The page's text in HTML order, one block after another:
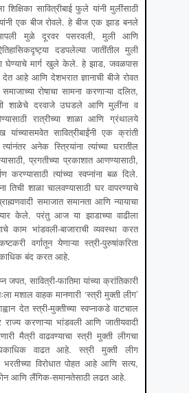
शिक्षिका सावित्रीबाई फुले यांनी मुलींसाठी
एक बीज रोवले. हे बीज एक झाड बनले
मुळे दूरवर पसरवली, मुली आणि
दडपलेल्या जातींतील मुली
घेण्याचे मार्ग खुले केले. हे झाड, जवळपास
देत आहे आणि देशभरात ज्ञानाची बीजे रोवत
रोषाचा सामना करणाऱ्या दलित,
शाळेचे दरवाजे उघडले आणि मुलींना व
रात्रीच्या शाळा आणि ग्रंथालये
सावित्रीबाईंनी एक क्रांती
अनेक स्त्रियांना त्यांच्या घरातील
प्रगतीच्या प्रकाशात आणण्यासाठी,
करण्यासाठी त्यांच्या स्वप्नांना बळ दिले.
तिची शाळा चालवण्यासाठी घर वापरण्याचे
समाजात समानता आणि न्यायाचा
केले. परंतु आज या झाडाच्या वाढीला
काम भांडवली-बाजाराची व्यवस्था करत
वर्गातून येणाऱ्या स्त्री-पुरुषांकरिता
बंद करत आहे.
जपत, सावित्री-फातिमा यांच्या क्रांतिकारी
मशाल वाहक मानणारी ‘स्त्री मुक्ती लीग’
देत स्त्री-मुक्तीच्या स्वप्नाकडे वाटचाल
करणाऱ्या भांडवली आणि जातीयवादी
मैत्री वाढवण्याचा स्त्री मुक्ती लीगचा
वाढत आहे. स्त्री मुक्ती लीग
भरतीच्या विरोधात पोहत आहे आणि सत्य,
आणि लैंगिक-समानतेसाठी लढत आहे.